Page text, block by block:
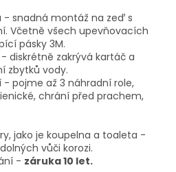
- snadná montáž na zeď s
Včetně všech upevňovacích
pásky 3M.
diskrétně zakrývá kartáč a
zbytků vody.
pojme až 3 náhradní role,
chrání před prachem,
jako je koupelna a toaleta -
vůči korozi.
- záruka 10 let.